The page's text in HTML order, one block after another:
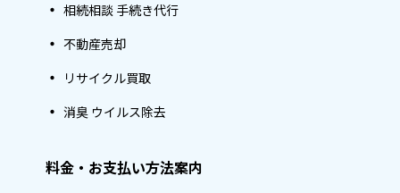
相続相談 手続き代行
不動産売却
リサイクル買取
消臭 ウイルス除去
料金・お支払い方法案内